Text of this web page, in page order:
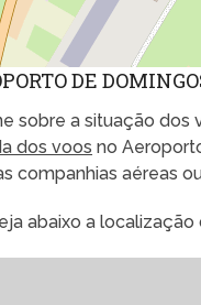
DE
sobre a situação dos
dos voos no
companhias aéreas
abaixo a